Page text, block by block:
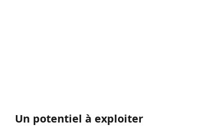
Un potentiel à exploiter